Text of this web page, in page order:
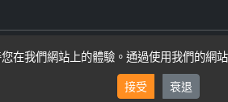
費用可能因項目複雜性而異。SIFU24不直
在我們網站上的體驗。通過使用我們的網
接受 衰退